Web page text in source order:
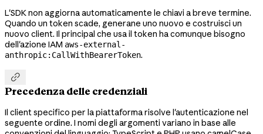
L'SDK non aggiorna automaticamente le chiavi a breve termine.
Quando un token scade, generane uno nuovo e costruisci un
nuovo client. Il principal che usa il token ha comunque bisogno
dell'azione IAM aws-external-
anthropic:CallWithBearerToken.

Precedenza delle credenziali
Il client specifico per la piattaforma risolve l'autenticazione nel
seguente ordine. I nomi degli argomenti variano in base alle